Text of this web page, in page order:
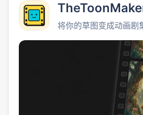
将你的草图变成动画剧